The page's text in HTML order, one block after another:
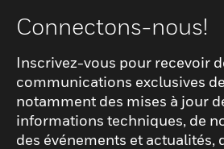
Connectons-nous!
Inscrivez-vous pour recevoir
communications exclusives
notamment des mises à jour
informations techniques, de
des événements et actualités,